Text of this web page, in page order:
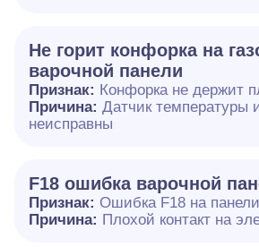
Не горит конфорка на
варочной панели
Признак: Конфорка не держит
Причина: Датчик температуры
неисправны
F18 ошибка варочной
Признак: Ошибка F18 на панели
Причина: Плохой контакт на